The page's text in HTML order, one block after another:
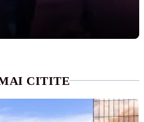
CITITE